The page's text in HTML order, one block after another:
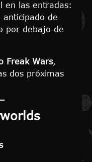
en las entradas:
anticipado de
por debajo de
Freak Wars,
dos próximas